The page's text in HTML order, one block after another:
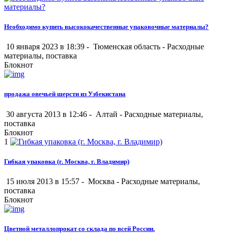
Необходимо купить высококачественные упаковочные материалы?
10 января 2023 в 18:39 - Тюменская область - Расходные
материалы, поставка
Блокнот
продажа овечьей шерсти из Узбекистана
30 августа 2013 в 12:46 - Алтай - Расходные материалы,
поставка
Блокнот
1
Гибкая упаковка (г. Москва, г. Владимир)
15 июля 2013 в 15:57 - Москва - Расходные материалы,
поставка
Блокнот
Цветной металлопрокат со склада по всей России.